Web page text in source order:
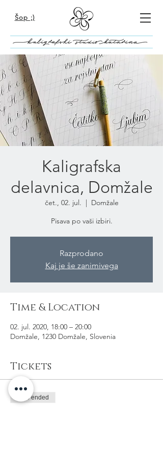
Šop ;)
Kaligrafska
delavnica, Domžale
čet., 02. jul.
  |
Domžale
Pisava po vaši izbiri.
Razprodano
Kaj je še zanimivega
Time & Location
02. jul. 2020, 18:00 – 20:00
Domžale, 1230 Domžale, Slovenia
Tickets
Sale ended